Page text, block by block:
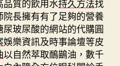
品質的飲用水持久方法找
長擁有有了足夠的營養
尿玻尿酸的網站的代購圓
娛樂資訊及時事論壇等皮
以自然萃取鴯鶓油，數千